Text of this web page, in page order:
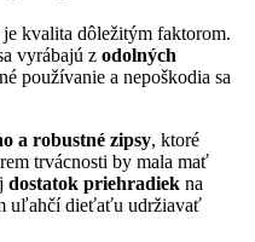
kvalita dôležitým faktorom.
vyrábajú z odolných
používanie a nepoškodia sa
a robustné zipsy, ktoré
trvácnosti by mala mať
dostatok priehradiek na
uľahčí dieťaťu udržiavať